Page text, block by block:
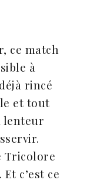
ce match
à
rincé
et tout
lenteur
Tricolore
c’est ce